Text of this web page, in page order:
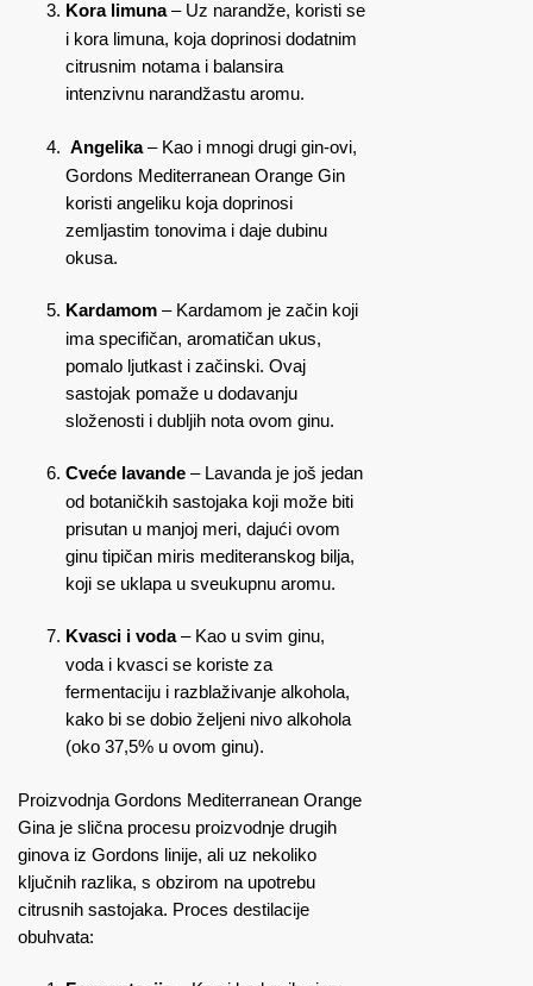
Kora limuna– Uz narandže, koristi se
i kora limuna, koja doprinosi dodatnim
citrusnim notama i balansira
intenzivnu narandžastu aromu.
Angelika– Kao i mnogi drugi gin-ovi,
Gordons Mediterranean Orange Gin
koristi angeliku koja doprinosi
zemljastim tonovima i daje dubinu
okusa.
Kardamom – Kardamom je začin koji
ima specifičan, aromatičan ukus,
pomalo ljutkast i začinski. Ovaj
sastojak pomaže u dodavanju
složenosti i dubljih nota ovom ginu.
Cveće lavande – Lavanda je još jedan
od botaničkih sastojaka koji može biti
prisutan u manjoj meri, dajući ovom
ginu tipičan miris mediteranskog bilja,
koji se uklapa u sveukupnu aromu.
Kvasci i voda– Kao u svim ginu,
voda i kvasci se koriste za
fermentaciju i razblaživanje alkohola,
kako bi se dobio željeni nivo alkohola
(oko 37,5% u ovom ginu).
Proizvodnja Gordons Mediterranean Orange
Gina je slična procesu proizvodnje drugih
ginova iz Gordons linije, ali uz nekoliko
ključnih razlika, s obzirom na upotrebu
citrusnih sastojaka. Proces destilacije
obuhvata: